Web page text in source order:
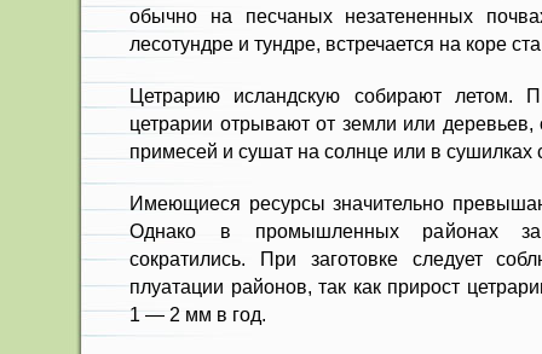
обычно на песчаных незатененных
лесотундре и тундре, встречается на коре
Цетрарию исландскую собирают летом.
цетрарии отрывают от земли или
примесей и сушат на солнце или в сушилках
Имеющиеся ресурсы значительно
Одна­ко в промышленных районах
сократились. При заготов­ке следует
плуатации районов, так как прирост
1 — 2 мм в год.